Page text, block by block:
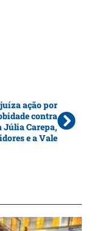
ação por
contra
Júlia Carepa,
e a Vale